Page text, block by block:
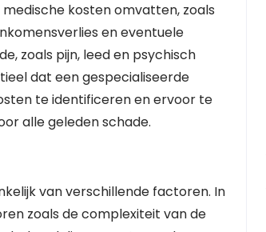
kosten omvatten, zoals
en eventuele
zoals pijn, leed en psychisch
dat een gespecialiseerde
te identificeren en ervoor te
alle geleden schade.
van verschillende factoren. In
zoals de complexiteit van de